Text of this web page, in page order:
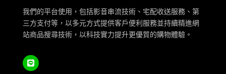
我們的平台使用，包括影音串流技術、宅配收送服務、第
三方支付等，以多元方式提供客戶便利服務並持續精進網
站商品搜尋技術，以科技實力提升更優質的購物體驗。